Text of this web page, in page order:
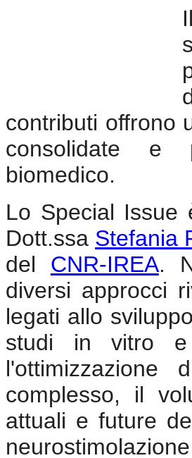
contributi offrono
consolidate e
biomedico.
Lo Special Issue
Dott.ssa Stefania
del CNR-IREA.
diversi approcci
legati allo
studi in vitro e
l'ottimizzazione
complesso, il
attuali e future